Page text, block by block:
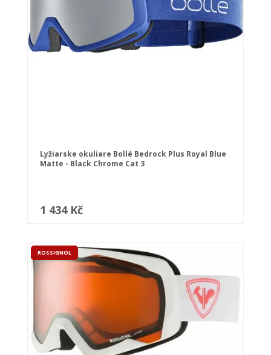
Lyžiarske okuliare Bollé Bedrock Plus Royal Blue
Matte - Black Chrome Cat 3
1 434 Kč
ROSSIGNOL